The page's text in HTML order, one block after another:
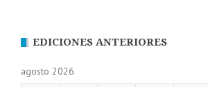
EDICIONES ANTERIORES
agosto 2026